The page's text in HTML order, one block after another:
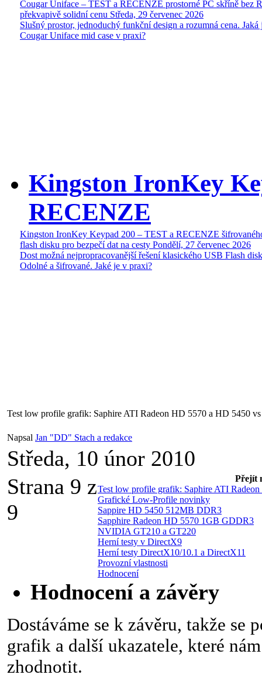
Cougar Uniface – TEST a RECENZE prostorné PC skříně bez
překvapivě solidní cenu Středa, 29 červenec 2026
Slušný prostor, jednoduchý funkční design a rozumná cena. Jaká
Cougar Uniface mid case v praxi?
Kingston IronKey
RECENZE
Kingston IronKey Keypad 200 – TEST a RECENZE
flash disku pro bezpečí dat na cesty Pondělí, 27 červenec 2026
Dost možná nejpropracovanější řešení klasického USB Flash
Odolné a šifrované. Jaké je v praxi?
Test low profile grafik: Saphire ATI Radeon HD 5570 a HD 5450
Napsal Jan "DD" Stach a redakce
Středa, 10 únor 2010
Přejít
Test low profile grafik: Saphire ATI
Grafické Low-Profile novinky
Sappire HD 5450 512MB DDR3
Sapphire Radeon HD 5570 1GB GDDR3
NVIDIA GT210 a GT220
Herní testy v DirectX9
Herní testy DirectX10/10.1 a DirectX11
Provozní vlastnosti
Hodnocení
Strana 9 z
9
Hodnocení a závěry
Dostáváme se k závěru, takže se
grafik a další ukazatele, které
zhodnotit.